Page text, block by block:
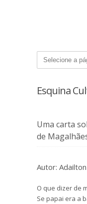
Esquina
Uma carta
de
Autor:
O que dizer de
Se papai era a